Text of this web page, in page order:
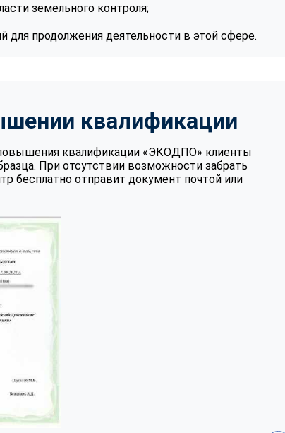
земельного контроля;
для продолжения деятельности в этой сфере.
квалификации
квалификации «ЭКОДПО» клиенты
При отсутствии возможности забрать
бесплатно отправит документ почтой или